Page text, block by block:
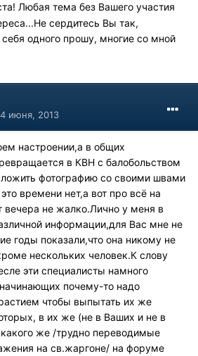
Любая тема без Вашего участия
сердитесь Вы так,
одного прошу, многие со мной
4 июня, 2013
настроении,а в общих
в КВН с балобольством
фотографию со своими швами
времени нет,а вот про всё на
вечера не жалко.Лично у меня в
информации,для Вас мне не
годы показали,что она никому не
нескольких человек.К слову
эти специалисты намного
почему-то надо
чтобы выпытать их же
в их же (не в Ваших и не в
же /трудно переводимые
на св.жаргоне/ на форуме